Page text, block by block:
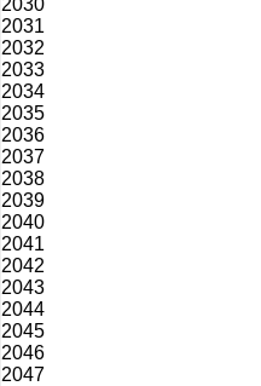
2030
2031
2032
2033
2034
2035
2036
2037
2038
2039
2040
2041
2042
2043
2044
2045
2046
2047